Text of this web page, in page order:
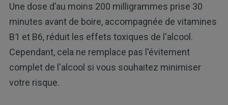
Une dose d’au moins 200 milligrammes prise 30
minutes avant de boire, accompagnée de vitamines
B1 et B6, réduit les effets toxiques de l'alcool.
Cependant, cela ne remplace pas l'évitement
complet de l'alcool si vous souhaitez minimiser
votre risque.